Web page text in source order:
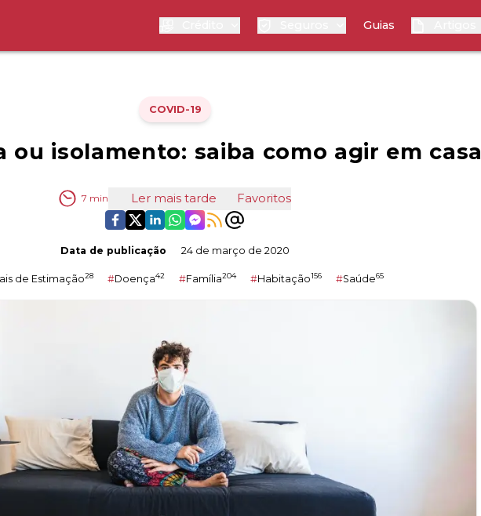
Guias
COVID-19
ou isolamento: saiba como agir em casa
7 min Ler mais tarde Favoritos
Data de publicação 24 de março de 2020
de Estimação28 #Doença42 #Família204 #Habitação156 #Saúde65